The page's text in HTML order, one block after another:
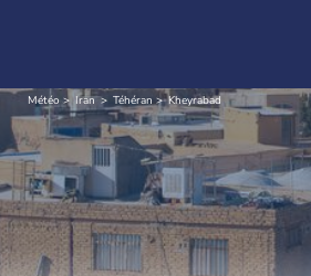
Météo Iran Téhéran Kheyrabad